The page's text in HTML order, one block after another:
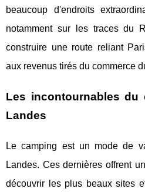
beaucoup d'endroits
notamment sur les traces du
construire une route reliant
aux revenus tirés du commerce
Les incontournables du
Landes
Le camping est un mode de
Landes. Ces dernières offrent
découvrir les plus beaux sites